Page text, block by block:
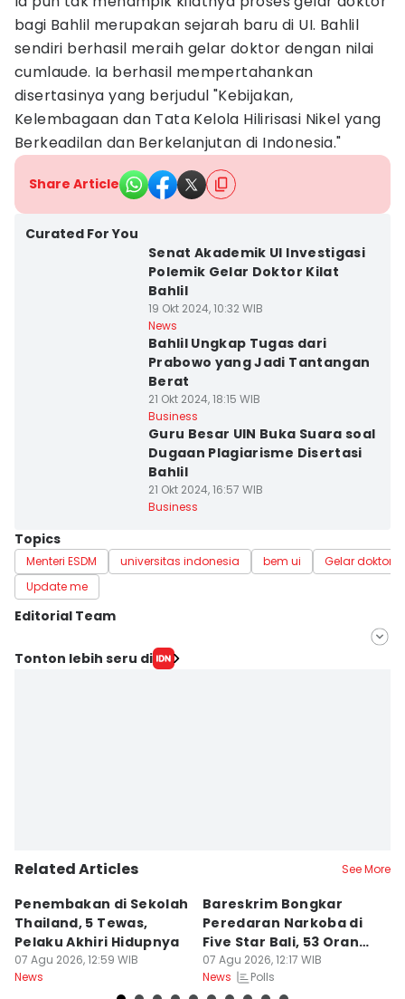
bagi Bahlil merupakan sejarah baru di UI. Bahlil
sendiri berhasil meraih gelar doktor dengan nilai
cumlaude. Ia berhasil mempertahankan
disertasinya yang berjudul "Kebijakan,
Kelembagaan dan Tata Kelola Hilirisasi Nikel yang
Berkeadilan dan Berkelanjutan di Indonesia."
Share Article
Curated For You
Senat Akademik UI Investigasi
Polemik Gelar Doktor Kilat
Bahlil
19 Okt 2024, 10:32 WIB
News
Bahlil Ungkap Tugas dari
Prabowo yang Jadi Tantangan
Berat
21 Okt 2024, 18:15 WIB
Business
Guru Besar UIN Buka Suara soal
Dugaan Plagiarisme Disertasi
Bahlil
21 Okt 2024, 16:57 WIB
Business
Topics
Menteri ESDM universitas indonesia bem ui
Gelar doktor
Update me
Editorial Team
Editor
Tonton lebih seru di
Related Articles See More
Penembakan di Sekolah
Thailand, 5 Tewas,
Pelaku Akhiri Hidupnya
07 Agu 2026, 12:59 WIB
News
Bareskrim Bongkar
Peredaran Narkoba di
Five Star Bali, 53 Orang
Ditangkap
07 Agu 2026, 12:17 WIB
News
Polls